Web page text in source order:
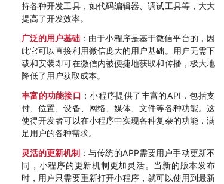
持各种开发工具，如代码编辑器、调试工具等，大大
提高了开发效率。
广泛的用户基础 ：由于小程序是基于微信平台的，因
此它可以直接利用微信庞大的用户基础。用户无需下
载和安装即可在微信内被便捷地获取和传播，极大地
降低了用户获取成本。
丰富的功能接口 ：小程序提供了丰富的API，包括支
付、位置、设备、网络、媒体、文件等各种功能。这
使得开发者可以在小程序中实现各种复杂的功能，满
足用户的各种需求。
灵活的更新机制 ：与传统的APP需要用户手动更新不
同，小程序的更新机制更加灵活。当新的版本发布
时，用户只需要重新打开小程序，就可以使用到最新